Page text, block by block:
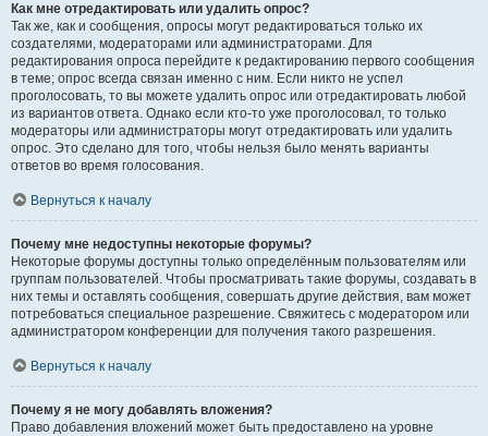
Как мне отредактировать или удалить опрос?
Так же, как и сообщения, опросы могут редактироваться только их
создателями, модераторами или администраторами. Для
редактирования опроса перейдите к редактированию первого сообщения
в теме; опрос всегда связан именно с ним. Если никто не успел
проголосовать, то вы можете удалить опрос или отредактировать любой
из вариантов ответа. Однако если кто-то уже проголосовал, то только
модераторы или администраторы могут отредактировать или удалить
опрос. Это сделано для того, чтобы нельзя было менять варианты
ответов во время голосования.
Вернуться к началу
Почему мне недоступны некоторые форумы?
Некоторые форумы доступны только определённым пользователям или
группам пользователей. Чтобы просматривать такие форумы, создавать в
них темы и оставлять сообщения, совершать другие действия, вам может
потребоваться специальное разрешение. Свяжитесь с модератором или
администратором конференции для получения такого разрешения.
Вернуться к началу
Почему я не могу добавлять вложения?
Право добавления вложений может быть предоставлено на уровне